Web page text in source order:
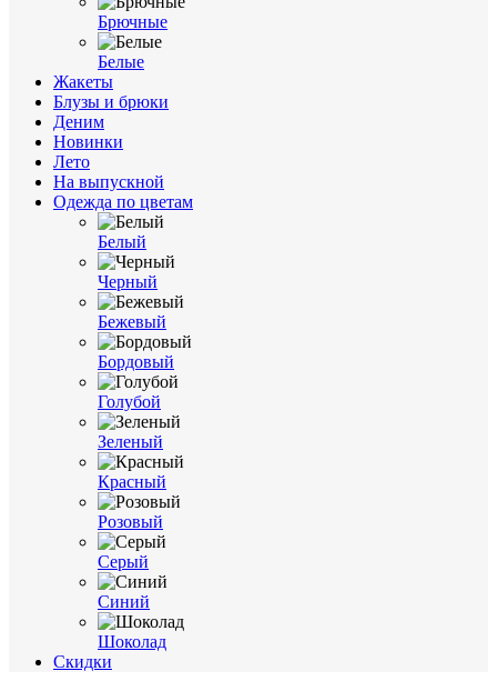
Брючные
Белые
Жакеты
Блузы и брюки
Деним
Новинки
Лето
На выпускной
Одежда по цветам
Белый
Черный
Бежевый
Бордовый
Голубой
Зеленый
Красный
Розовый
Серый
Синий
Шоколад
Cкидки